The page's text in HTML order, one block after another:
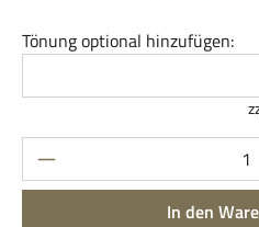
Tönung optional hinzufügen:
Produkt Anzahl: Gib
In den